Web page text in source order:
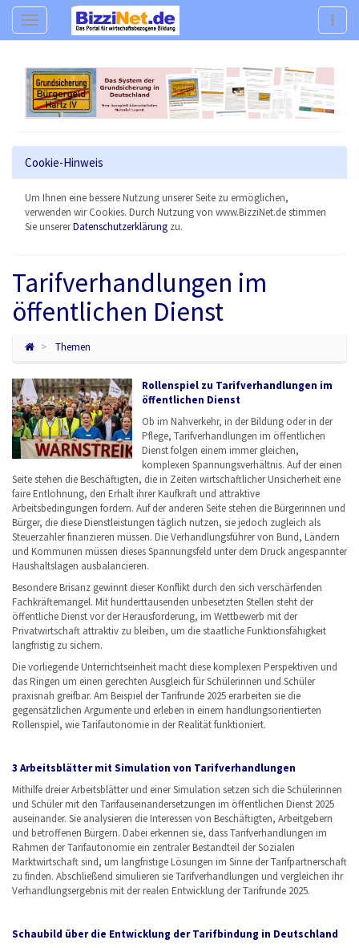
Navigation
Cookie-Hinweis
Um Ihnen eine bessere Nutzung unserer Seite zu ermöglichen,
verwenden wir Cookies. Durch Nutzung von www.BizziNet.de stimmen
Sie unsererDatenschutzerklärung zu.
Tarifverhandlungen im
öffentlichen Dienst
Themen
Rollenspiel zu Tarifverhandlungen im
öffentlichen Dienst
Ob im Nahverkehr, in der Bildung oder in der
Pflege, Tarifverhandlungen im öffentlichen
Dienst folgen einem immer gleichen,
komplexen Spannungsverhältnis. Auf der einen
Seite stehen die Beschäftigten, die in Zeiten wirtschaftlicher Unsicherheit eine
faire Entlohnung, den Erhalt ihrer Kaufkraft und attraktive
Arbeitsbedingungen fordern. Auf der anderen Seite stehen die Bürgerinnen und
Bürger, die diese Dienstleistungen täglich nutzen, sie jedoch zugleich als
Steuerzahler finanzieren müssen. Die Verhandlungsführer von Bund, Ländern
und Kommunen müssen dieses Spannungsfeld unter dem Druck angespannter
Haushaltslagen ausbalancieren.
Besondere Brisanz gewinnt dieser Konflikt durch den sich verschärfenden
Fachkräftemangel. Mit hunderttausenden unbesetzten Stellen steht der
öffentliche Dienst vor der Herausforderung, im Wettbewerb mit der
Privatwirtschaft attraktiv zu bleiben, um die staatliche Funktionsfähigkeit
langfristig zu sichern.
Die vorliegende Unterrichtseinheit macht diese komplexen Perspektiven und
das Ringen um einen gerechten Ausgleich für Schülerinnen und Schüler
praxisnah greifbar. Am Beispiel der Tarifrunde 2025 erarbeiten sie die
gegensätzlichen Argumente und erleben in einem handlungsorientierten
Rollenspiel, wie Tarifautonomie in der Realität funktioniert.
3 Arbeitsblätter mit Simulation von Tarifverhandlungen
Mithilfe dreier Arbeitsblätter und einer Simulation setzen sich die Schülerinnen
und Schüler mit den Tarifauseinandersetzungen im öffentlichen Dienst 2025
auseinander. Sie analysieren die Interessen von Beschäftigten, Arbeitgebern
und betroffenen Bürgern. Dabei erkennen sie, dass Tarifverhandlungen im
Rahmen der Tarifautonomie ein zentraler Bestandteil der Sozialen
Marktwirtschaft sind, um langfristige Lösungen im Sinne der Tarifpartnerschaft
zu finden. Abschließend simulieren sie Tarifverhandlungen und vergleichen ihr
Verhandlungsergebnis mit der realen Entwicklung der Tarifrunde 2025.
Schaubild über die Entwicklung der Tarifbindung in Deutschland